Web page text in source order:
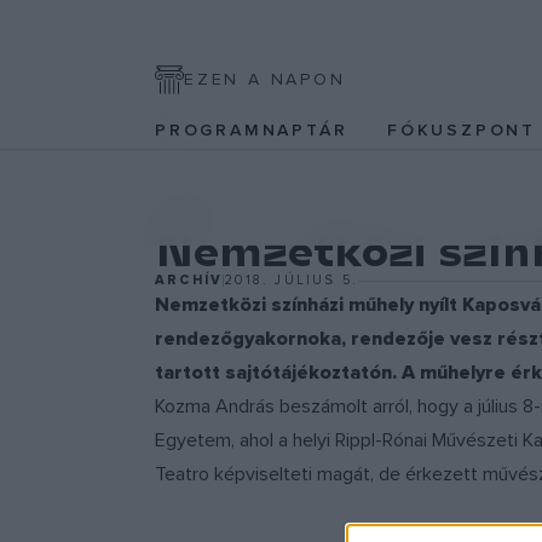
EZEN A NAPON
PROGRAMNAPTÁR FÓKUSZPONT
Nemzetközi
ARCHÍV2018. JÚLIUS 5.
Nemzetközi színházi műhely nyílt
rendezőgyakornoka, rendezője vesz
tartott sajtótájékoztatón. A műhelyre
Kozma András beszámolt arról, hogy a július
Egyetem, ahol a helyi Rippl-Rónai Művészeti
Teatro képviselteti magát, de érkezett